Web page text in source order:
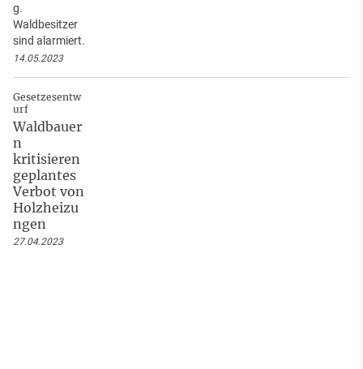
g.
Waldbesitzer
sind alarmiert.
14.05.2023
Gesetzesentw
urf
Waldbauer
n
kritisieren
geplantes
Verbot von
Holzheizu
ngen
27.04.2023